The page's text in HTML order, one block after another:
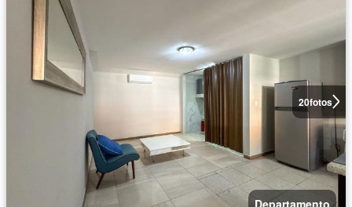
20fotos
Departamento